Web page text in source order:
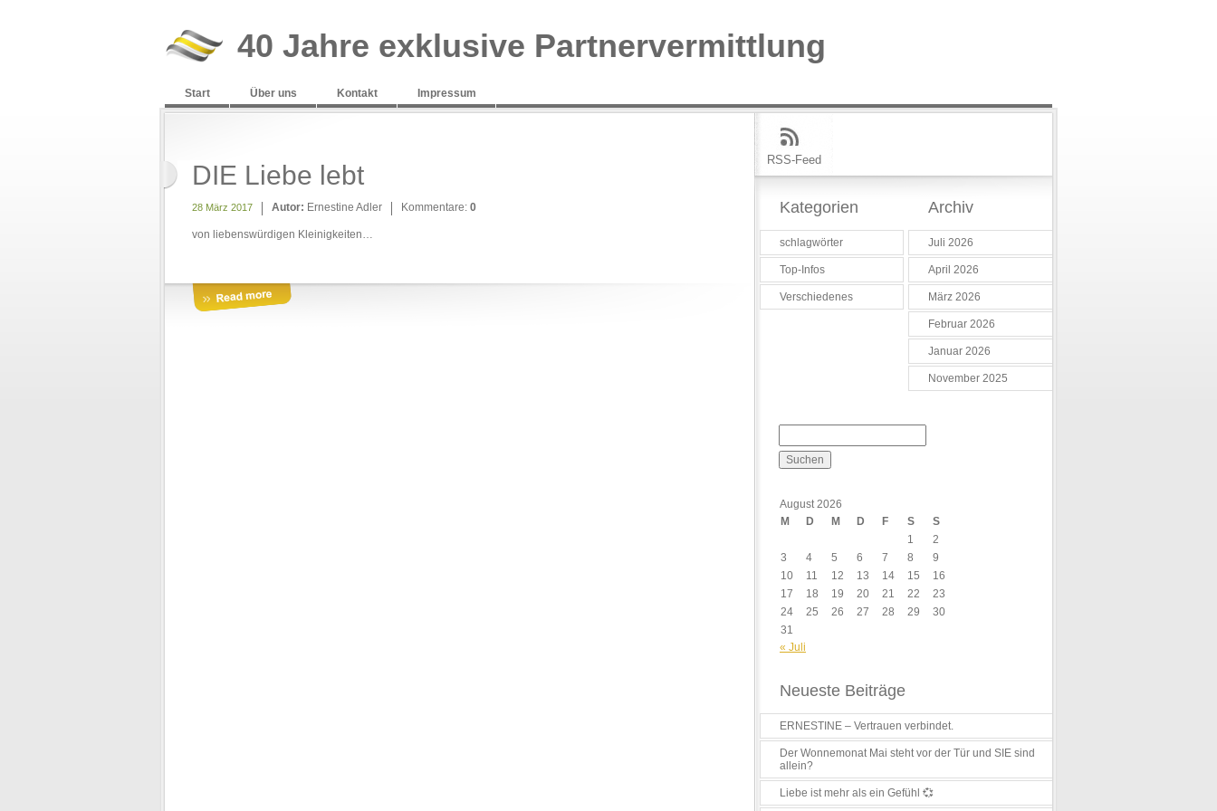
40 Jahre exklusive Partnervermittlung
Start Über uns Kontakt Impressum
DIE Liebe lebt
28 März 2017 Autor: Ernestine Adler Kommentare: 0
von liebenswürdigen Kleinigkeiten…
RSS-Feed
Kategorien
schlagwörter
Top-Infos
Verschiedenes
Archiv
Juli 2026
April 2026
März 2026
Februar 2026
Januar 2026
November 2025
August 2026
M
D M D F S
S
1
2
3
4 5 6 7 8
9
10
11 12 13 14 15
16
17
18 19 20 21 22
23
24
25 26 27 28 29
30
31
« Juli
Neueste Beiträge
ERNESTINE – Vertrauen verbindet.
Der Wonnemonat Mai steht vor der Tür und SIE sind
allein?
Liebe ist mehr als ein Gefühl 💞